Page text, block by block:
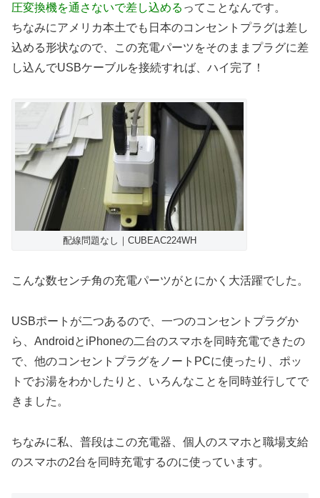
圧変換機を通さないで差し込める ってことなんです。
ちなみにアメリカ本土でも日本のコンセントプラグは差し
込める形状なので、この充電パーツをそのままプラグに差
し込んでUSBケーブルを接続すれば、ハイ完了！
配線問題なし｜CUBEAC224WH
こんな数センチ角の充電パーツがとにかく大活躍でした。
USBポートが二つあるので、一つのコンセントプラグか
ら、AndroidとiPhoneの二台のスマホを同時充電できたの
で、他のコンセントプラグをノートPCに使ったり、ポッ
トでお湯をわかしたりと、いろんなことを同時並行してで
きました。
ちなみに私、普段はこの充電器、個人のスマホと職場支給
のスマホの2台を同時充電するのに使っています。